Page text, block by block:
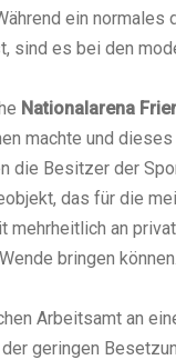
ein
sind es bei den
Nationalarena
machte und
die Besitzer der
das für die
an
bringen können.
Arbeitsamt an
geringen